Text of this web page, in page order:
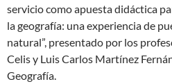
servicio como apuesta didáctica
la geografía: una experiencia de
natural”, presentado por los
Celis y Luis Carlos Martínez
Geografía.